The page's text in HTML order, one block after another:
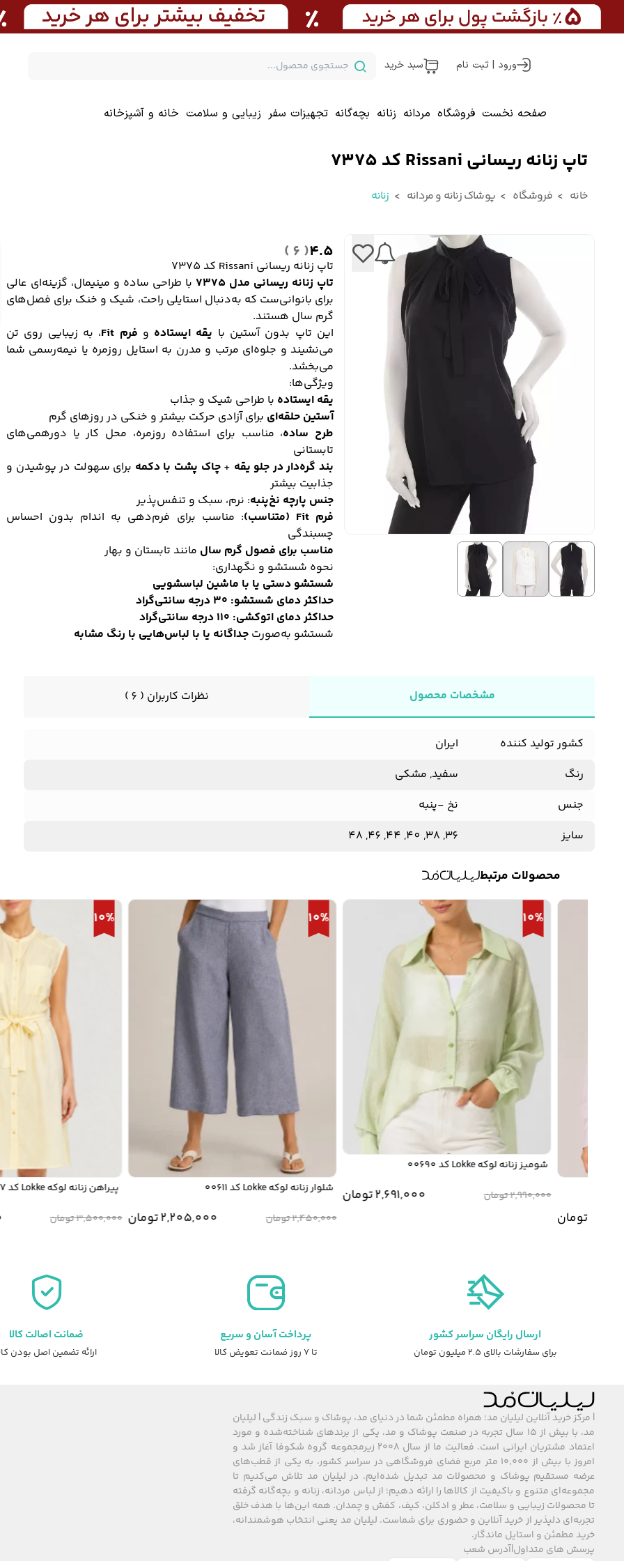
سبد خرید ورود | ثبت نام
صفحه نخست فروشگاه مردانه زنانه بچه‌گانه تجهیزات سفر زیبایی و سلامت خانه و آشپزخانه
تاپ زنانه ریسانی Rissani کد 7375
خانه فروشگاه پوشاک زنانه و مردانه زنانه
4.5
( 6 )
تاپ زنانه ریسانی Rissani کد 7375
تاپ زنانه ریسانی مدل 7375
با طراحی ساده و مینیمال، گزینه‌ای عالی
برای بانوانی‌ست که به‌دنبال استایلی راحت، شیک و خنک برای فصل‌های
گرم سال هستند.
این تاپ بدون آستین با یقه ایستاده و فرم Fit
، به زیبایی روی تن
می‌نشیند و جلوه‌ای مرتب و مدرن به استایل روزمره یا نیمه‌رسمی شما
می‌بخشد.
ویژگی‌ها:
یقه ایستاده با طراحی شیک و جذاب
آستین حلقه‌ای برای آزادی حرکت بیشتر و خنکی در روزهای گرم
طرح ساده، مناسب برای استفاده روزمره، محل کار یا دورهمی‌های
تابستانی
بند گره‌دار در جلو یقه +چاک پشت با دکمه برای سهولت در پوشیدن و
جذابیت بیشتر
جنس پارچه نخ‌پنبه: نرم، سبک و تنفس‌پذیر
فرم Fit (متناسب)
: مناسب برای فرم‌دهی به اندام بدون احساس
چسبندگی
مناسب برای فصول گرم سال مانند تابستان و بهار
نحوه شستشو و نگهداری:
شستشو دستی یا با ماشین لباسشویی
حداکثر دمای شستشو: ۳۰ درجه سانتی‌گراد
حداکثر دمای اتوکشی: ۱۱۰ درجه سانتی‌گراد
شستشو به‌صورت جداگانه یا با لباس‌هایی با رنگ مشابه
مشخصات محصول نظرات کاربران ( 6 )
کشور تولید کننده
ایران
رنگ
سفید, مشکی
جنس
نخ -پنبه
سایز
36, 38, 40, 44, 46, 48
محصولات مرتبط
تومان
10%
شومیز زنانه لوکه Lokke کد 00690
2,990,000تومان 2,691,000تومان
10%
شلوار زنانه لوکه Lokke کد 00611
2,450,000تومان 2,205,000تومان
10%
پیراهن زنانه لوکه Lokke کد 00607
3,500,000تومان
ارسال رایگان سراسر کشور
برای سفارشات بالای ۲.۵ میلیون تومان
پرداخت آسان و سریع
تا ۷ روز ضمانت تعویض کالا
ضمانت اصالت کالا
ارائه تضمین اصل بودن
| مرکز خرید آنلاین لیلیان مد؛ همراه مطمئن شما در دنیای مد، پوشاک و سبک زندگی | لیلیان
مد، با بیش از ۱۵ سال تجربه در صنعت پوشاک و مد، یکی از برندهای شناخته‌شده و مورد
اعتماد مشتریان ایرانی است. فعالیت ما از سال ۲۰۰۸ زیرمجموعه گروه شکوفا آغاز شد و
امروز با بیش از ۱۰٬۰۰۰ متر مربع فضای فروشگاهی در سراسر کشور، به یکی از قطب‌های
عرضه مستقیم پوشاک و محصولات مد تبدیل شده‌ایم. در لیلیان مد تلاش می‌کنیم تا
مجموعه‌ای متنوع و باکیفیت از کالاها را ارائه دهیم؛ از لباس مردانه، زنانه و بچه‌گانه گرفته
تا محصولات زیبایی و سلامت، عطر و ادکلن، کیف، کفش و چمدان. همه این‌ها با هدف خلق
تجربه‌ای دلپذیر از خرید آنلاین و حضوری برای شماست. لیلیان مد یعنی انتخاب هوشمندانه،
خرید مطمئن و استایل ماندگار.
پرسش های متداول|آدرس شعب